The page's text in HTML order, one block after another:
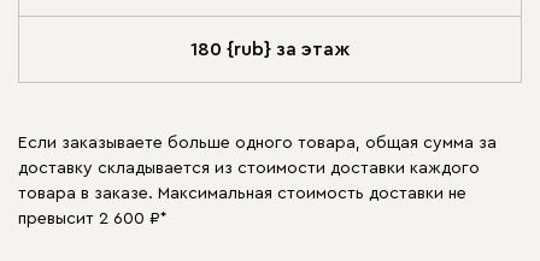
180 {rub} за этаж
Если заказываете больше одного товара, общая сумма за
доставку складывается из стоимости доставки каждого
товара в заказе. Максимальная стоимость доставки не
превысит 2 600 ₽*